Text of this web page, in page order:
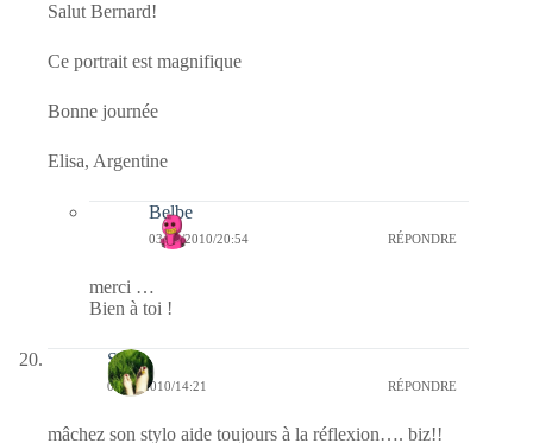
Salut Bernard!
Ce portrait est magnifique
Bonne journée
Elisa, Argentine
Belbe
03/03/2010/20:54 RÉPONDRE
merci …
Bien à toi !
S
03/03/2010/14:21 RÉPONDRE
mâchez son stylo aide toujours à la réflexion…. biz!!